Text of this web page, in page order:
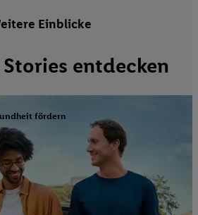
Einblicke
entdecken
fördern